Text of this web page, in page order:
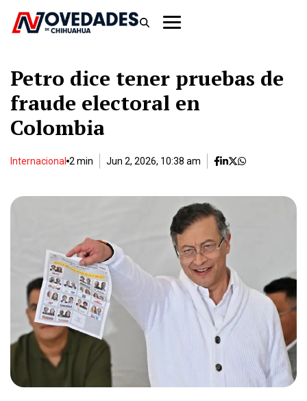
Petro dice tener pruebas de
fraude electoral en
Colombia
Internacional 2 min Jun 2, 2026, 10:38 am